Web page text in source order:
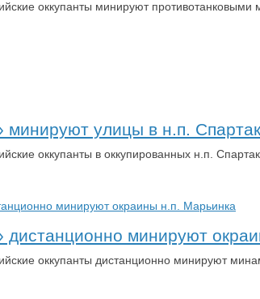
оккупанты минируют
минируют улицы в н.п. Спартак
оккупанты в оккупированных н.п.
дистанционно минируют
оккупанты дистанционно минируют